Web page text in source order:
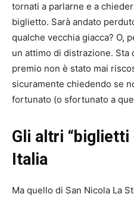
tornati a parlarne e a
biglietto. Sarà andato
qualche vecchia giacca? O,
un attimo di distrazione. Sta
premio non è stato mai
sicuramente chiedendo se
fortunato (o sfortunato a
Gli altri “biglietti
Italia
Ma quello di San Nicola La